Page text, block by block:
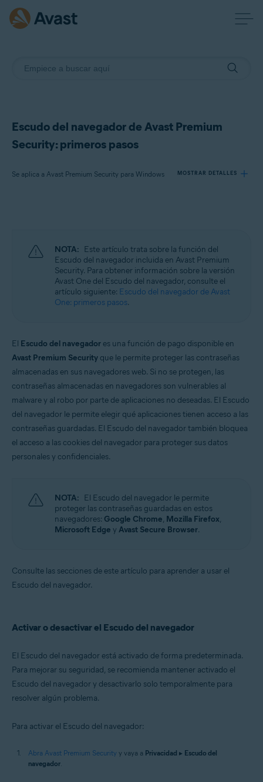
Escudo del navegador de Avast Premium
Security: primeros pasos
Se aplica a Avast Premium Security para Windows MOSTRAR DETALLES
Sistemas operativos:
Microsoft Windows 11 Home/Pro/Enterprise/Education
Microsoft Windows 10 Home/Pro/Enterprise/Education - 32 o 64 bits
Microsoft Windows 8.1/Pro/Enterprise - 32 o 64 bits
Microsoft Windows 8/Pro/Enterprise - 32 o 64 bits
Convenient Rollup Update, 32 o 64 bits
NOTA: Este artículo trata sobre la función del
Escudo del navegador incluida en Avast Premium
Security. Para obtener información sobre la versión
Avast One del Escudo del navegador, consulte el
artículo siguiente: Escudo del navegador de Avast
One: primeros pasos.
El Escudo del navegador es una función de pago disponible en
Avast Premium Security que le permite proteger las contraseñas
almacenadas en sus navegadores web. Si no se protegen, las
contraseñas almacenadas en navegadores son vulnerables al
malware y al robo por parte de aplicaciones no deseadas. El Escudo
del navegador le permite elegir qué aplicaciones tienen acceso a las
contraseñas guardadas. El Escudo del navegador también bloquea
el acceso a las cookies del navegador para proteger sus datos
personales y confidenciales.
NOTA: El Escudo del navegador le permite
proteger las contraseñas guardadas en estos
navegadores: Google Chrome, Mozilla Firefox,
Microsoft Edge y Avast Secure Browser.
Consulte las secciones de este artículo para aprender a usar el
Escudo del navegador.
Activar o desactivar el Escudo del navegador
El Escudo del navegador está activado de forma predeterminada.
Para mejorar su seguridad, se recomienda mantener activado el
Escudo del navegador y desactivarlo solo temporalmente para
resolver algún problema.
Para activar el Escudo del navegador:
Abra Avast Premium Security y vaya a Privacidad ▸ Escudo del
navegador.